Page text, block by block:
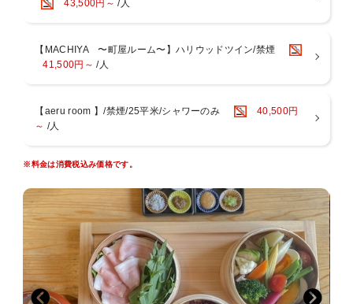
す。
ノンアルコールのドリンクもお客様のご希望に合わせて柔軟にご対応
【ディナー時間について】
19：00〜スタート
環境への配慮から、歯ブラシ等使い捨てアメニティのご用意はござい
お願いいたします。
【お子様について】
お子様の料金は添い寝でのご料金となります。
寝具をご利用されるお子様は大人と同料金となります。
お子様の添い寝は大人1名様につき1名様までとさせていただきます。
43,500円～ /人
【MACHIYA 〜町屋ルーム〜】ハリウッドツイン/禁煙
41,500円～ /人
【aeru room 】/禁煙/25平米/シャワーのみ
40,500円
～ /人
※料金は消費税込み価格です。